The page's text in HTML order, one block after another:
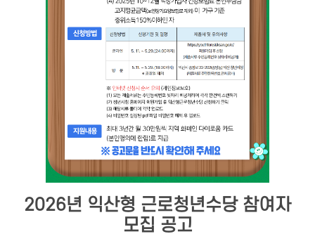
2026년 익산형 근로청년수당 참여자
모집 공고